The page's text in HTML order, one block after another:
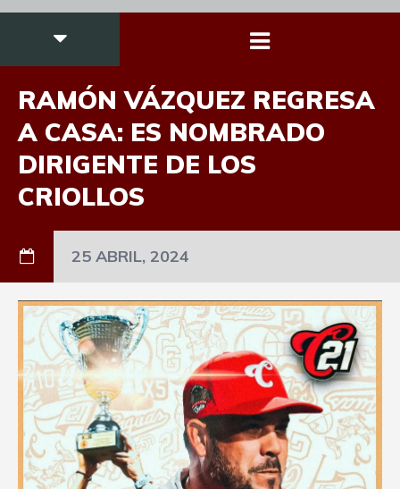
RAMÓN VÁZQUEZ REGRESA
A CASA: ES NOMBRADO
DIRIGENTE DE LOS
CRIOLLOS
25 ABRIL, 2024